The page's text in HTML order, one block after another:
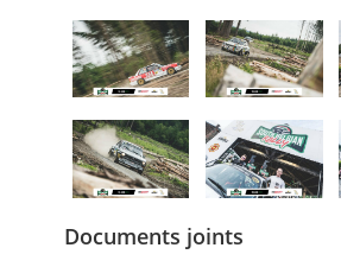
Documents joints